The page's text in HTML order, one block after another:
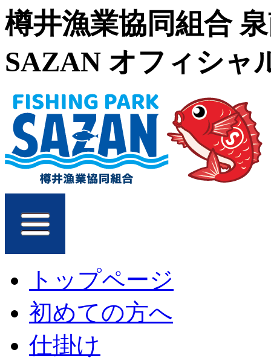
樽井漁業協同組合
SAZAN オフィシャ
トップページ
初めての方へ
仕掛け